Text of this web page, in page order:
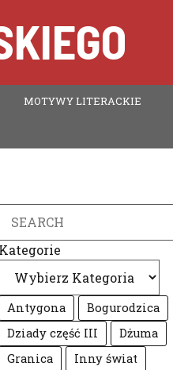
MOTYWY LITERACKIE
Kategorie
Antygona
Bogurodzica
Dziady część III
Dżuma
Granica
Inny świat